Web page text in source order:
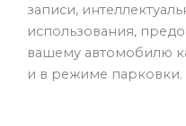
записи,
использования,
вашему автомобилю
и в режиме парковки.